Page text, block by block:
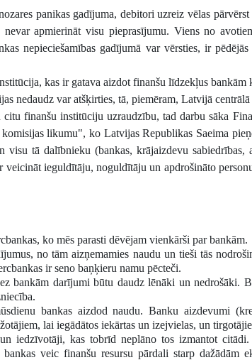
panikas gadījuma, debitori uzreiz vēlas
apmierināt visu pieprasījumu. Viens no
nepieciešamības gadījumā var vērsties, ir
kas ir gatava aizdot finanšu līdzekļus bankām
nedaudz var atšķirties, tā, piemēram, Latvijā
finanšu institūciju uzraudzību, tad darbu sāka
likumu", ko Latvijas Republikas Saeima
tā dalībnieku (bankas, krājaizdevu sabiedrības,
ieguldītāju, noguldītāju un apdrošināto
ko mēs parasti dēvējam vienkārši par bankām.
no tām aizņemamies naudu un tieši tās
ir seno baņķieru namu pēcteči.
bankām darījumi būtu daudz lēnāki un nedrošāki.
bankas aizdod naudu. Banku aizdevumi
lai iegādātos iekārtas un izejvielas, un
iedzīvotāji, kas tobrīd neplāno tos izmantot citādi.
veic finanšu resursu pārdali starp dažādām